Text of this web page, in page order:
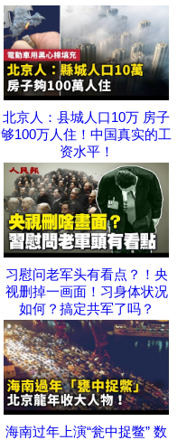
北京人：县城人口10万 房子
够100万人住！中国真实的工
资水平！
习慰问老军头有看点？！央
视删掉一画面！习身体状况
如何？搞定共军了吗？
海南过年上演“瓮中捉鳖” 数